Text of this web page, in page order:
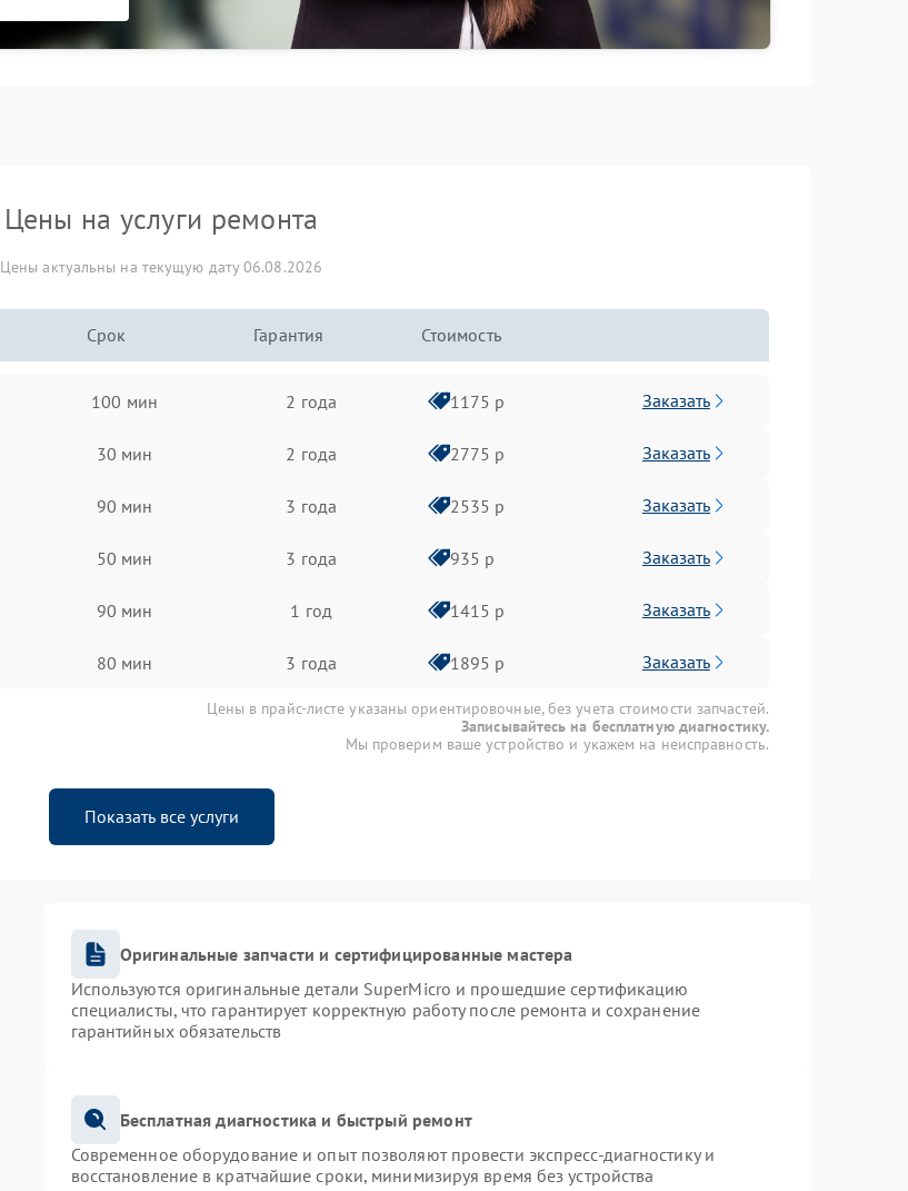
Цены на услуги ремонта
Цены актуальны на текущую дату 06.08.2026
Срок Гарантия Стоимость
100 мин 2 года 1175 р Заказать
30 мин 2 года 2775 р Заказать
90 мин 3 года 2535 р Заказать
50 мин 3 года 935 р Заказать
90 мин 1 год 1415 р Заказать
80 мин 3 года 1895 р Заказать
Цены в прайс-листе указаны ориентировочные, без учета стоимости запчастей.
Записывайтесь на бесплатную диагностику.
Мы проверим ваше устройство и укажем на неисправность.
Показать все услуги
Оригинальные запчасти и сертифицированные мастера
Используются оригинальные детали SuperMicro и прошедшие сертификацию
специалисты, что гарантирует корректную работу после ремонта и сохранение
гарантийных обязательств
Бесплатная диагностика и быстрый ремонт
Современное оборудование и опыт позволяют провести экспресс-диагностику и
восстановление в кратчайшие сроки, минимизируя время без устройства